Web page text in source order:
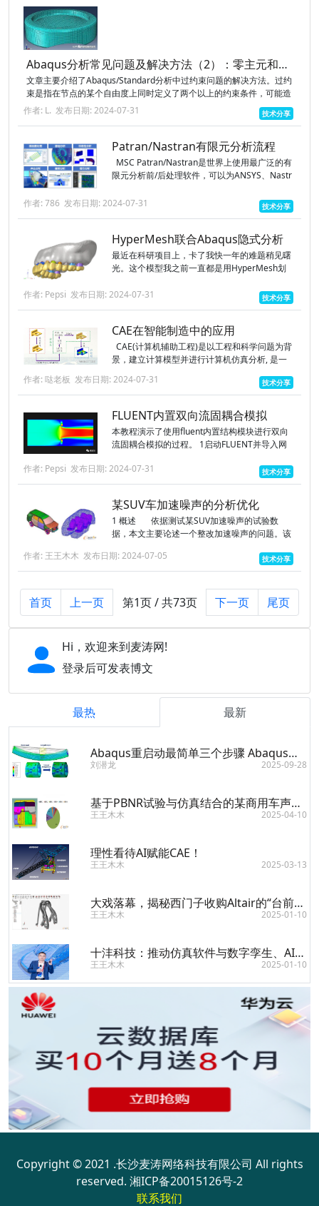
Abaqus分析常见问题及解决方法（2）：零主元和过约束
文章主要介绍了Abaqus/Standard分析中过约束问题的解决方法。过约
束是指在节点的某个自由度上同时定义了两个以上的约束条件，可能造
成过约束的因素包括接触、边界条件、连接单元、子模型边界和各种
作者: L. 发布日期: 2024-07-31 技术分享
Patran/Nastran有限元分析流程
MSC Patran/Nastran是世界上使用最广泛的有
限元分析前/后处理软件，可以为ANSYS、Nastr
建模、网格划分、分析设...
作者: 786 发布日期: 2024-07-31 技术分享
HyperMesh联合Abaqus隐式分析
最近在科研项目上，卡了我快一年的难题稍见曙
光。这个模型我之前一直都是用HyperMesh划
件的。但是这样来回在两个界面之间折腾效率还
作者: Pepsi 发布日期: 2024-07-31 技术分享
CAE在智能制造中的应用
CAE(计算机辅助工程)是以工程和科学问题为背
景，建立计算模型并进行计算机仿真分析, 是一
性、知识密集型技术。CAE技术的应用，使许多
过去受条件...
作者: 哒老板 发布日期: 2024-07-31 技术分享
FLUENT内置双向流固耦合模拟
本教程演示了使用fluent内置结构模块进行双向
流固耦合模拟的过程。 1启动FLUENT并导入网
序”→ANSYS 2021→F...
作者: Pepsi 发布日期: 2024-07-31 技术分享
某SUV车加速噪声的分析优化
1 概述 依据测试某SUV加速噪声的试验数
据，本文主要论述一个整改加速噪声的问题。该
鸣，车内噪声峰...
作者: 王王木木 发布日期: 2024-07-05 技术分享
首页 上一页 第1页 / 共73页 下一页 尾页
Hi，欢迎来到麦涛网!
登录后可发表博文
最热 最新
Abaqus重启动最简单三个步骤 Abaqus重启动需要哪些文件
刘潜龙 2025-09-28
基于PBNR试验与仿真结合的某商用车声学包优化
王王木木 2025-04-10
理性看待AI赋能CAE！
王王木木 2025-03-13
大戏落幕，揭秘西门子收购Altair的“台前幕后”
王王木木 2025-01-10
十沣科技：推动仿真软件与数字孪生、AI协同共生
王王木木 2025-01-10
Copyright © 2021 .长沙麦涛网络科技有限公司 All rights
reserved. 湘ICP备20015126号-2
联系我们